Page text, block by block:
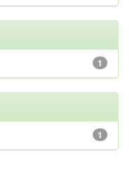
1
1